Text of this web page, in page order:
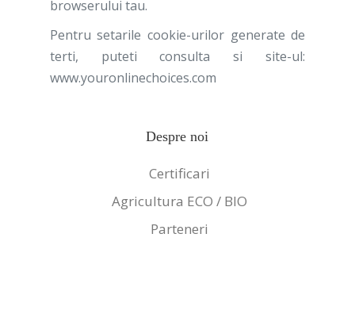
browserului tau.
Pentru setarile cookie-urilor generate de
terti, puteti consulta si site-ul:
www.youronlinechoices.com
Despre noi
Certificari
Agricultura ECO / BIO
Parteneri